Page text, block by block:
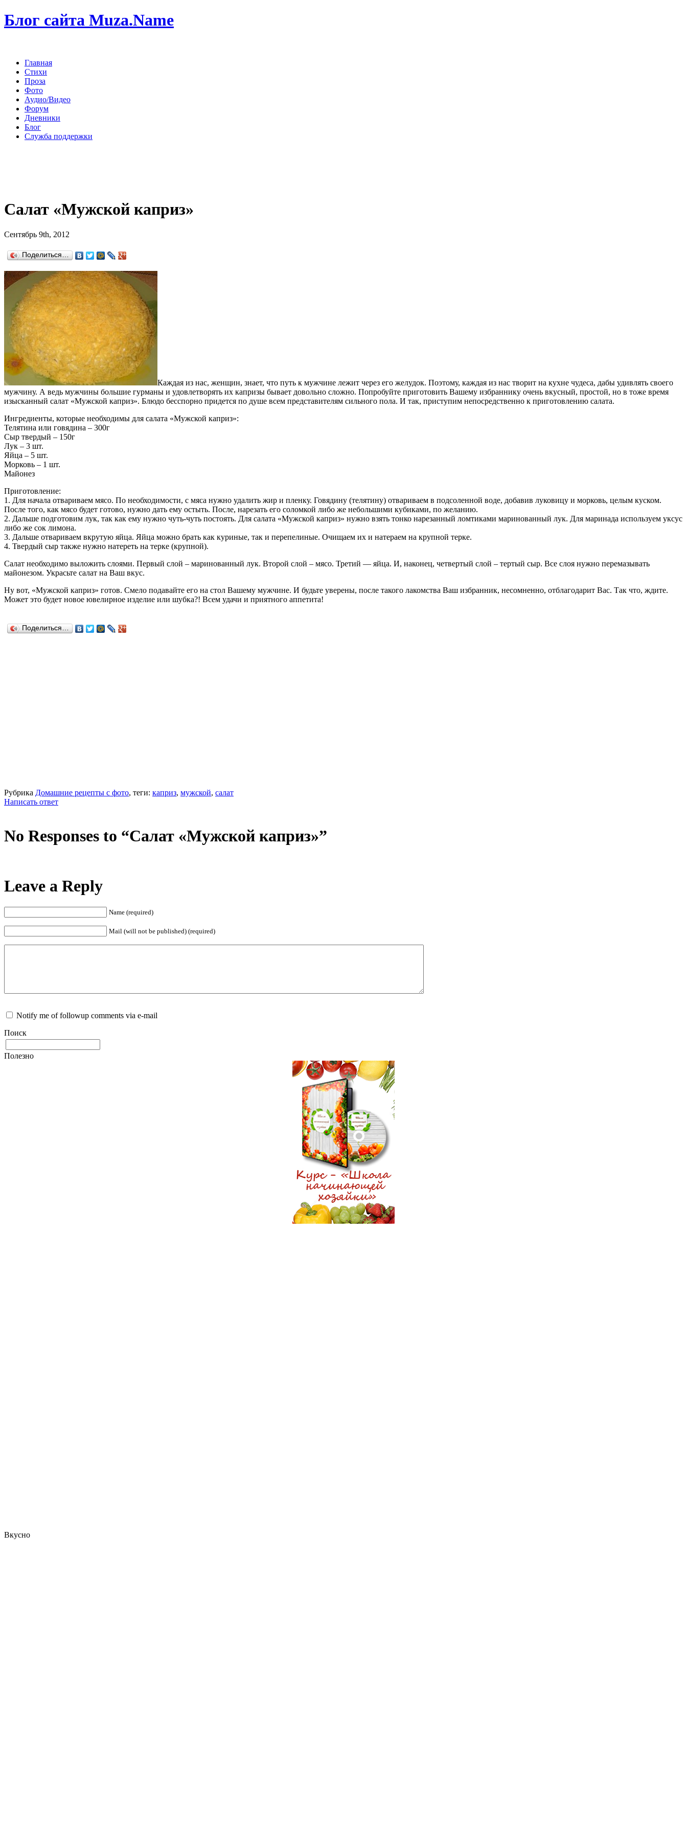
Блог сайта Muza.Name
Главная
Стихи
Проза
Фото
Аудио/Видео
Форум
Дневники
Блог
Служба поддержки
Салат «Мужской каприз»
Сентябрь 9th, 2012
Поделиться…
Каждая из нас, женщин, знает, что путь к мужчине лежит через его желудок. Поэтому, каждая из нас творит на кухне чудеса, дабы удивлять своего
мужчину. А ведь мужчины большие гурманы и удовлетворять их капризы бывает довольно сложно. Попробуйте приготовить Вашему избраннику очень вкусный, простой, но в тоже время
изысканный салат «Мужской каприз». Блюдо бесспорно придется по душе всем представителям сильного пола. И так, приступим непосредственно к приготовлению салата.
Ингредиенты, которые необходимы для салата «Мужской каприз»:
Телятина или говядина – 300г
Сыр твердый – 150г
Лук – 3 шт.
Яйца – 5 шт.
Морковь – 1 шт.
Майонез
Приготовление:
1. Для начала отвариваем мясо. По необходимости, с мяса нужно удалить жир и пленку. Говядину (телятину) отвариваем в подсоленной воде, добавив луковицу и морковь, целым куском.
После того, как мясо будет готово, нужно дать ему остыть. После, нарезать его соломкой либо же небольшими кубиками, по желанию.
2. Дальше подготовим лук, так как ему нужно чуть-чуть постоять. Для салата «Мужской каприз» нужно взять тонко нарезанный ломтиками маринованный лук. Для маринада используем уксус
либо же сок лимона.
3. Дальше отвариваем вкрутую яйца. Яйца можно брать как куриные, так и перепелиные. Очищаем их и натераем на крупной терке.
4. Твердый сыр также нужно натереть на терке (крупной).
Салат необходимо выложить слоями. Первый слой – маринованный лук. Второй слой – мясо. Третий — яйца. И, наконец, четвертый слой – тертый сыр. Все слоя нужно перемазывать
майонезом. Украсьте салат на Ваш вкус.
Ну вот, «Мужской каприз» готов. Смело подавайте его на стол Вашему мужчине. И будьте уверены, после такого лакомства Ваш избранник, несомненно, отблагодарит Вас. Так что, ждите.
Может это будет новое ювелирное изделие или шубка?! Всем удачи и приятного аппетита!
Поделиться…
Рубрика Домашние рецепты с фото, теги: каприз, мужской, салат
Написать ответ
No Responses to “Салат «Мужской каприз»”
Leave a Reply
Name (required)
Mail (will not be published) (required)
Notify me of followup comments via e-mail
Поиск
Полезно
Вкусно